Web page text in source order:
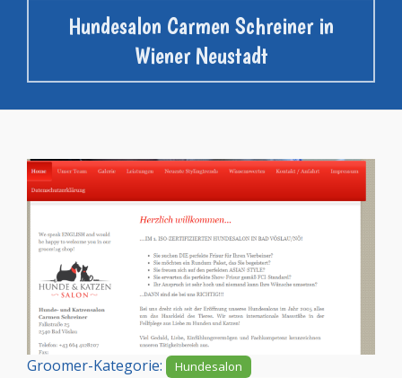
Hundesalon Carmen Schreiner in
Wiener Neustadt
Vorheriges
Groomer-Kategorie: Hundesalon